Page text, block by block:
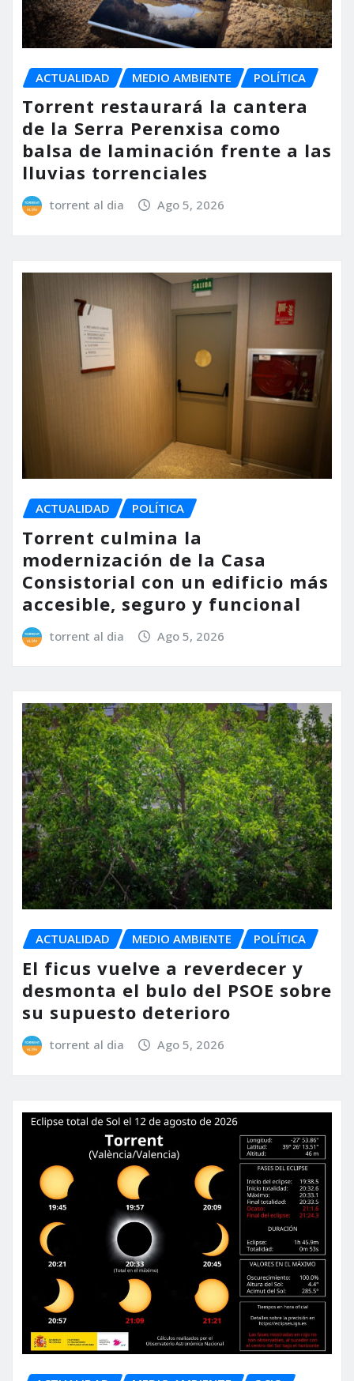
ACTUALIDAD MEDIO AMBIENTE POLÍTICA
Torrent restaurará la cantera
de la Serra Perenxisa como
balsa de laminación frente a las
lluvias torrenciales
torrent al dia Ago 5, 2026
ACTUALIDAD POLÍTICA
Torrent culmina la
modernización de la Casa
Consistorial con un edificio más
accesible, seguro y funcional
torrent al dia Ago 5, 2026
ACTUALIDAD MEDIO AMBIENTE POLÍTICA
El ficus vuelve a reverdecer y
desmonta el bulo del PSOE sobre
su supuesto deterioro
torrent al dia Ago 5, 2026